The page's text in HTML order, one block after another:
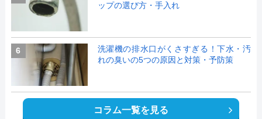
ップの選び方・手入れ
6
洗濯機の排水口がくさすぎる！下水・汚
れの臭いの5つの原因と対策・予防策
コラム一覧を見る